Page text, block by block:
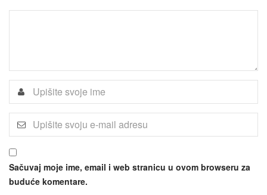
Sačuvaj moje ime, email i web stranicu u ovom browseru za
buduće komentare.